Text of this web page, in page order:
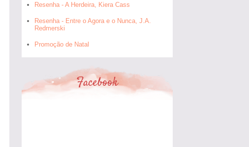
Resenha - A Herdeira, Kiera Cass
Resenha - Entre o Agora e o Nunca, J.A.
Redmerski
Promoção de Natal
Facebook